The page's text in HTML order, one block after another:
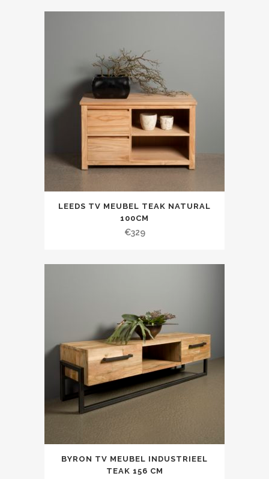
LEEDS TV MEUBEL TEAK NATURAL
100CM
€329
BYRON TV MEUBEL INDUSTRIEEL
TEAK 156 CM